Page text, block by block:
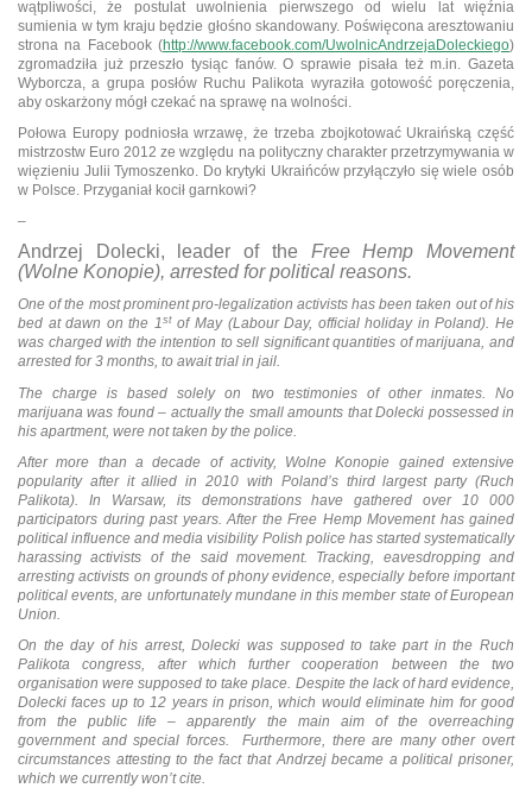
wątpliwości, że postulat uwolnienia pierwszego od wielu lat więźnia
sumienia w tym kraju będzie głośno skandowany. Poświęcona aresztowaniu
strona na Facebook (http://www.facebook.com/UwolnicAndrzejaDoleckiego)
zgromadziła już przeszło tysiąc fanów. O sprawie pisała też m.in. Gazeta
Wyborcza, a grupa posłów Ruchu Palikota wyraziła gotowość poręczenia,
aby oskarżony mógł czekać na sprawę na wolności.
Połowa Europy podniosła wrzawę, że trzeba zbojkotować Ukraińską część
mistrzostw Euro 2012 ze względu na polityczny charakter przetrzymywania w
więzieniu Julii Tymoszenko. Do krytyki Ukraińców przyłączyło się wiele osób
w Polsce. Przyganiał kocił garnkowi?
–
Andrzej Dolecki, leader of the Free Hemp Movement
(Wolne Konopie), arrested for political reasons.
One of the most prominent pro-legalization activists has been taken out of his
bed at dawn on the 1stof May (Labour Day, official holiday in Poland). He
was charged with the intention to sell significant quantities of marijuana, and
arrested for 3 months, to await trial in jail.
The charge is based solely on two testimonies of other inmates. No
marijuana was found – actually the small amounts that Dolecki possessed in
his apartment, were not taken by the police.
After more than a decade of activity, Wolne Konopie gained extensive
popularity after it allied in 2010 with Poland’s third largest party (Ruch
Palikota). In Warsaw, its demonstrations have gathered over 10 000
participators during past years. After the Free Hemp Movement has gained
political influence and media visibility Polish police has started systematically
harassing activists of the said movement. Tracking, eavesdropping and
arresting activists on grounds of phony evidence, especially before important
political events, are unfortunately mundane in this member state of European
Union.
On the day of his arrest, Dolecki was supposed to take part in the Ruch
Palikota congress, after which further cooperation between the two
organisation were supposed to take place. Despite the lack of hard evidence,
Dolecki faces up to 12 years in prison, which would eliminate him for good
from the public life – apparently the main aim of the overreaching
government and special forces. Furthermore, there are many other overt
circumstances attesting to the fact that Andrzej became a political prisoner,
which we currently won’t cite.